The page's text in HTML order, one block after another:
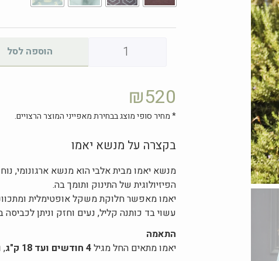
הוספה לסל
₪520
* מחיר סופי מוצג בבחירת מאפייני המוצר הרצויים.
בקצרה על מנשא יאמו
מנשא יאמו מבית אלבי הוא מנשא ארגונומי,
הפיזיולוגית של התינוק ותומך בה.
יאמו מאפשר חלוקת משקל אופטימלית
עשוי בד כותנה קליל, נעים וחזק וניתן לכביסה
התאמה
יאמו מתאים החל מגיל4 חודשים ועד 18 ק"ג
,